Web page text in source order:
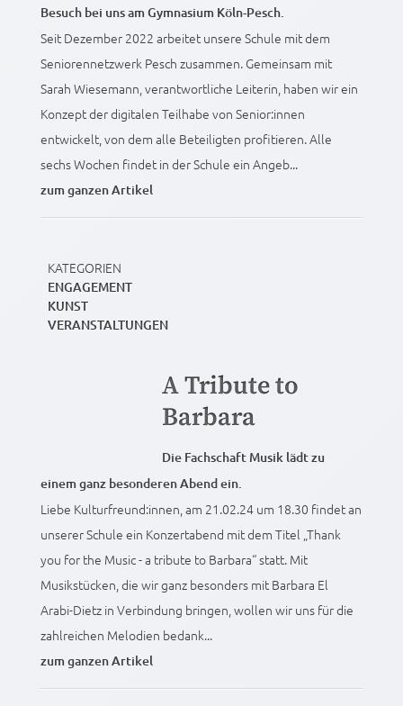
Besuch bei uns am Gymnasium Köln-Pesch.
Seit Dezember 2022 arbeitet unsere Schule mit dem
Seniorennetzwerk Pesch zusammen. Gemeinsam mit
Sarah Wiesemann, verantwortliche Leiterin, haben wir ein
Konzept der digitalen Teilhabe von Senior:innen
entwickelt, von dem alle Beteiligten profitieren. Alle
sechs Wochen findet in der Schule ein Angeb...
zum ganzen Artikel
KATEGORIEN
ENGAGEMENT
KUNST
VERANSTALTUNGEN
A Tribute to
Barbara
Die Fachschaft Musik lädt zu
einem ganz besonderen Abend ein.
Liebe Kulturfreund:innen, am 21.02.24 um 18.30 findet an
unserer Schule ein Konzertabend mit dem Titel „Thank
you for the Music - a tribute to Barbara“ statt. Mit
Musikstücken, die wir ganz besonders mit Barbara El
Arabi-Dietz in Verbindung bringen, wollen wir uns für die
zahlreichen Melodien bedank...
zum ganzen Artikel